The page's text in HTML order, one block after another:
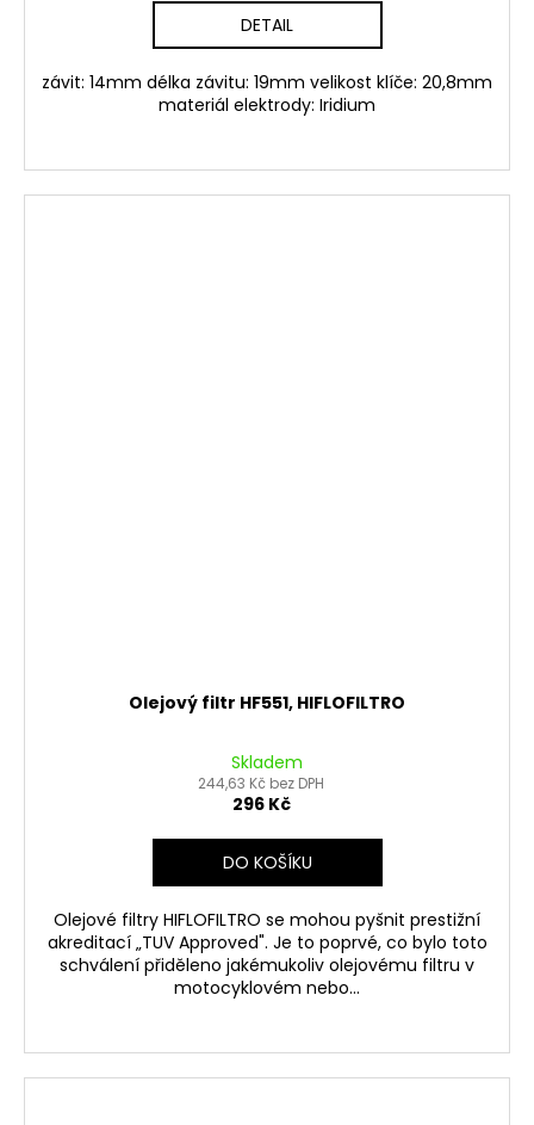
DETAIL
závit: 14mm délka závitu: 19mm velikost klíče: 20,8mm
materiál elektrody: Iridium
Olejový filtr HF551, HIFLOFILTRO
Skladem
244,63 Kč bez DPH
296 Kč
DO KOŠÍKU
Olejové filtry HIFLOFILTRO se mohou pyšnit prestižní
akreditací „TUV Approved". Je to poprvé, co bylo toto
schválení přiděleno jakémukoliv olejovému filtru v
motocyklovém nebo...